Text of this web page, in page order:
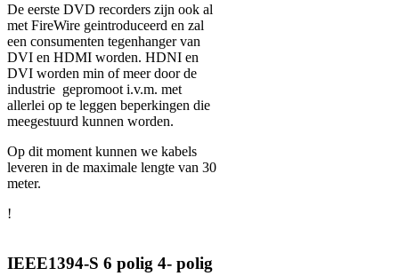
De eerste DVD recorders zijn ook al
met FireWire geintroduceerd en zal
een consumenten tegenhanger van
DVI en HDMI worden. HDNI en
DVI worden min of meer door de
industrie gepromoot i.v.m. met
allerlei op te leggen beperkingen die
meegestuurd kunnen worden.
Op dit moment kunnen we kabels
leveren in de maximale lengte van 30
meter.
!
IEEE1394-S 6 polig 4- polig